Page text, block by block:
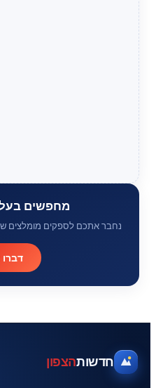
מחפשים בעל
נחבר אתכם לספקים מומלצים
דברו
חדשותהצפון